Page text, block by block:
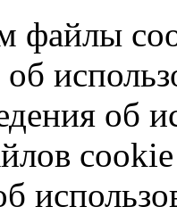
файлы
об